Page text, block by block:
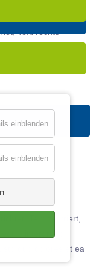
Text farblich
eos et accusam et
Text zentriert,
Hintergrund
duo dolores et ea
einblenden
einblenden